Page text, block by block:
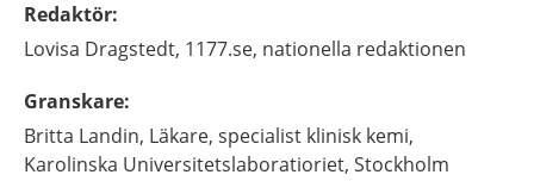
Redaktör:
Lovisa Dragstedt, 1177.se, nationella redaktionen
Granskare:
Britta Landin, Läkare, specialist klinisk kemi,
Karolinska Universitetslaboratioriet, Stockholm